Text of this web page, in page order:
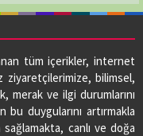
tüm içerikler, internet
ziyaretçilerimize, bilimsel,
merak ve ilgi durumlarını
duygularını artırmakla
canlı ve doğa